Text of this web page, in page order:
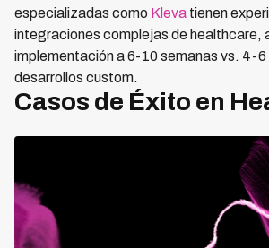
especializadas como Kleva tienen
integraciones complejas de healthcare,
implementación a 6-10 semanas vs. 4-6
desarrollos custom.
Casos de Éxito en